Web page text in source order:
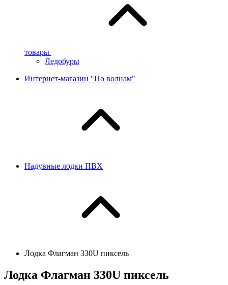
товары
Ледобуры
Интернет-магазин "По волнам"
Надувные лодки ПВХ
Лодка Флагман 330U пиксель
Лодка Флагман 330U пиксель